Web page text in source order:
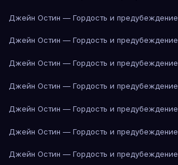
Джейн Остин — Гордость и предубеждение
Джейн Остин — Гордость и предубеждение
Джейн Остин — Гордость и предубеждение
Джейн Остин — Гордость и предубеждение
Джейн Остин — Гордость и предубеждение
Джейн Остин — Гордость и предубеждение
Джейн Остин — Гордость и предубеждение